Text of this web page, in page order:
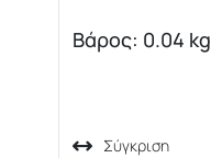
Βάρος: 0.04 kg
Σύγκριση